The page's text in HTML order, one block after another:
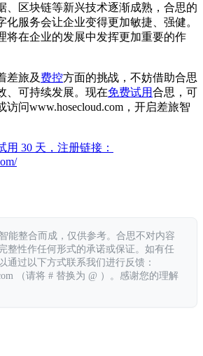
、区块链等新兴技术逐渐成熟，合思的
化服务会让企业变得更加敏捷、强健。
将在企业的发展中发挥更加重要的作
差旅及 费控方面的挑战，不妨借助合思
、可持续发展。现在免费试用合思，可
访问www.hosecloud.com，开启差旅智
30 天，注册链接：
能整合而成，仅供参考。合思不对内容
整性作任何形式的承诺或保证。如有任
通过以下方式联系我们进行反馈：
（请将 # 替换为 @ ）。感谢您的理解